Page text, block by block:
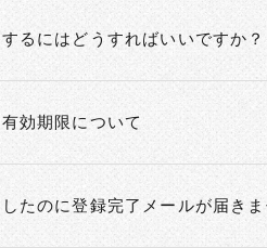
るにはどうすればいいですか？
効期限について
たのに登録完了メールが届きま